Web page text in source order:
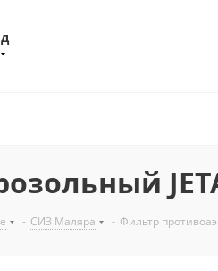
- СИЗ Маляра - Фильтр